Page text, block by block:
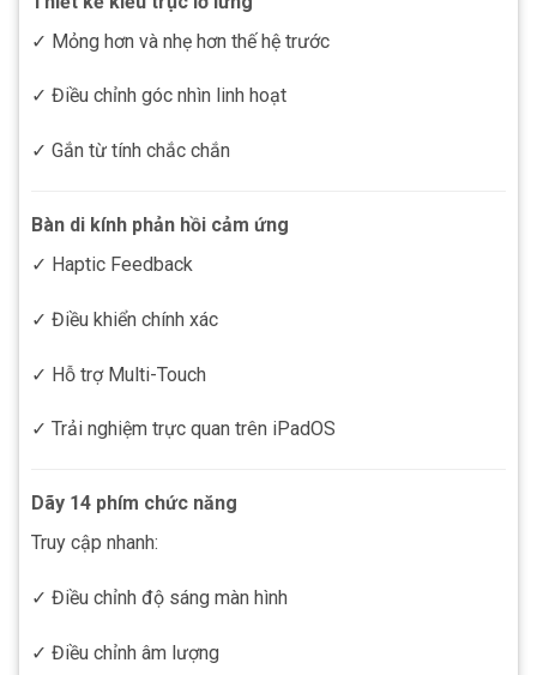
✓ Mỏng hơn và nhẹ hơn thế hệ trước
✓ Điều chỉnh góc nhìn linh hoạt
✓ Gắn từ tính chắc chắn
Bàn di kính phản hồi cảm ứng
✓ Haptic Feedback
✓ Điều khiển chính xác
✓ Hỗ trợ Multi-Touch
✓ Trải nghiệm trực quan trên iPadOS
Dãy 14 phím chức năng
Truy cập nhanh:
✓ Điều chỉnh độ sáng màn hình
✓ Điều chỉnh âm lượng